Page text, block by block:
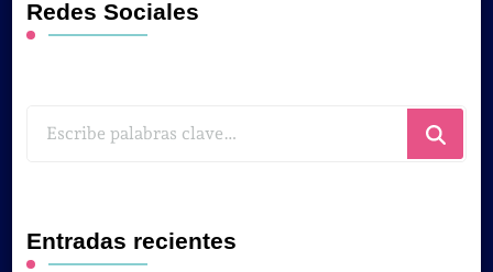
Redes Sociales
Entradas recientes